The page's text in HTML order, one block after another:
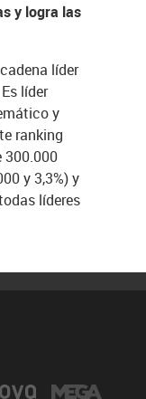
y logra las
líder
líder
y
ranking
300.000
y 3,3%) y
líderes